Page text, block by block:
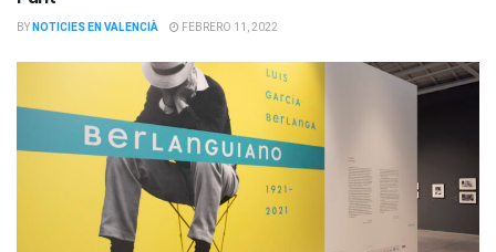
BYNOTICIES EN VALENCIÀ FEBRERO 11, 2022